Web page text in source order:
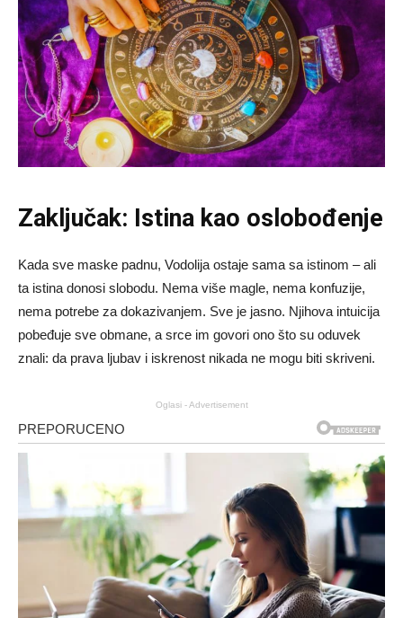
Zaključak: Istina kao oslobođenje
Kada sve maske padnu, Vodolija ostaje sama sa istinom – ali
ta istina donosi slobodu. Nema više magle, nema konfuzije,
nema potrebe za dokazivanjem. Sve je jasno. Njihova intuicija
pobeđuje sve obmane, a srce im govori ono što su oduvek
znali: da prava ljubav i iskrenost nikada ne mogu biti skriveni.
Oglasi - Advertisement